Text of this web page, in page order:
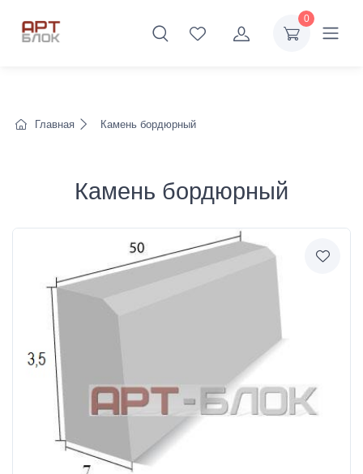
0
Главная Камень бордюрный
Камень бордюрный